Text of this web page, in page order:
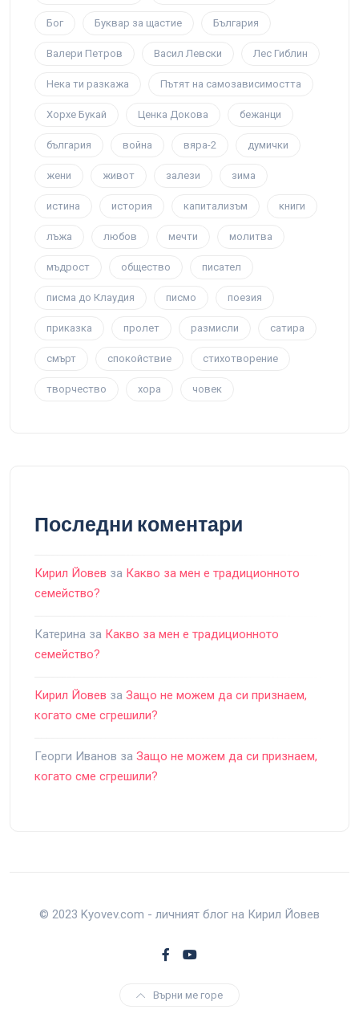
Бог Буквар за щастие България
Валери Петров Васил Левски Лес Гиблин
Нека ти разкажа Пътят на самозависимостта
Хорхе Букай Ценка Докова бежанци
българия война вяра-2 думички
жени живот залези зима
истина история капитализъм книги
лъжа любов мечти молитва
мъдрост общество писател
писма до Клаудия писмо поезия
приказка пролет размисли сатира
смърт спокойствие стихотворение
творчество хора човек
Последни коментари
Кирил Йовев за Какво за мен е традиционното
семейство?
Катерина за Какво за мен е традиционното
семейство?
Кирил Йовев за Защо не можем да си признаем,
когато сме сгрешили?
Георги Иванов за Защо не можем да си признаем,
когато сме сгрешили?
© 2023 Kyovev.com - личният блог на Кирил Йовев
Върни ме горе